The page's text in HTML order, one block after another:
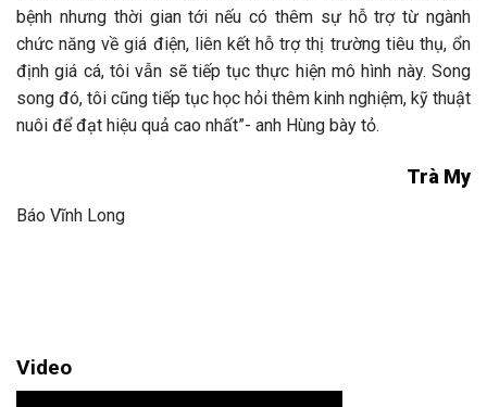
bệnh nhưng thời gian tới nếu có thêm sự hỗ trợ từ ngành
chức năng về giá điện, liên kết hỗ trợ thị trường tiêu thụ, ổn
định giá cá, tôi vẫn sẽ tiếp tục thực hiện mô hình này. Song
song đó, tôi cũng tiếp tục học hỏi thêm kinh nghiệm, kỹ thuật
nuôi để đạt hiệu quả cao nhất”- anh Hùng bày tỏ.
Trà My
Báo Vĩnh Long
Video